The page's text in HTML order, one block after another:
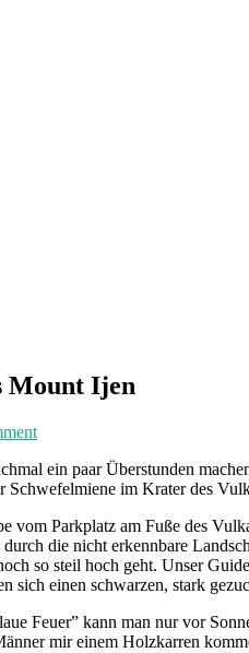
Mount Ijen
ein paar Überstunden
Schwefelmiene im Krater des
vom Parkplatz am Fuße des
die nicht erkennbare
so steil hoch geht. Unser
sich einen schwarzen, stark
Feuer” kann man nur vor
mir einem Holzkarren